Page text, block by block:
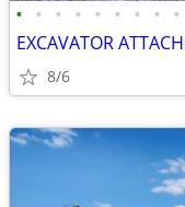
• • • • • • • • •
8/6